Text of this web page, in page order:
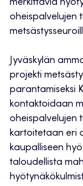
merkittäviä
oheispalvelujen
Jyväskylän
projekti
parantamiseksi
kontaktoidaan
oheispalvelujen
kartoitetaan eri
kaupalliseen
taloudellista